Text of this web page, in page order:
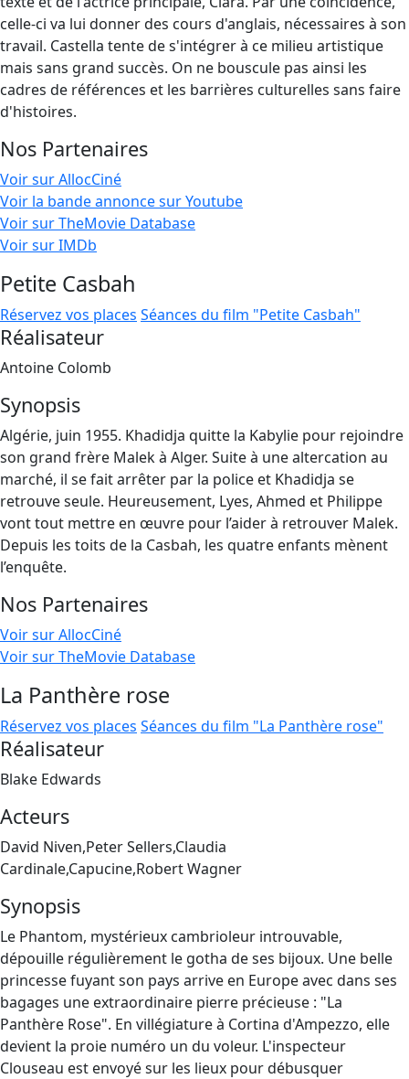
celle-ci va lui donner des cours d'anglais, nécessaires à son
travail. Castella tente de s'intégrer à ce milieu artistique
mais sans grand succès. On ne bouscule pas ainsi les
cadres de références et les barrières culturelles sans faire
d'histoires.
Nos Partenaires
Voir sur AllocCiné
Voir la bande annonce sur Youtube
Voir sur TheMovie Database
Voir sur IMDb
Petite Casbah
Réservez vos places Séances du film "Petite Casbah"
Réalisateur
Antoine Colomb
Synopsis
Algérie, juin 1955. Khadidja quitte la Kabylie pour rejoindre
son grand frère Malek à Alger. Suite à une altercation au
marché, il se fait arrêter par la police et Khadidja se
retrouve seule. Heureusement, Lyes, Ahmed et Philippe
vont tout mettre en œuvre pour l’aider à retrouver Malek.
Depuis les toits de la Casbah, les quatre enfants mènent
l’enquête.
Nos Partenaires
Voir sur AllocCiné
Voir sur TheMovie Database
La Panthère rose
Réservez vos places Séances du film "La Panthère rose"
Réalisateur
Blake Edwards
Acteurs
David Niven,Peter Sellers,Claudia
Cardinale,Capucine,Robert Wagner
Synopsis
Le Phantom, mystérieux cambrioleur introuvable,
dépouille régulièrement le gotha de ses bijoux. Une belle
princesse fuyant son pays arrive en Europe avec dans ses
bagages une extraordinaire pierre précieuse : "La
Panthère Rose". En villégiature à Cortina d'Ampezzo, elle
devient la proie numéro un du voleur. L'inspecteur
Clouseau est envoyé sur les lieux pour débusquer